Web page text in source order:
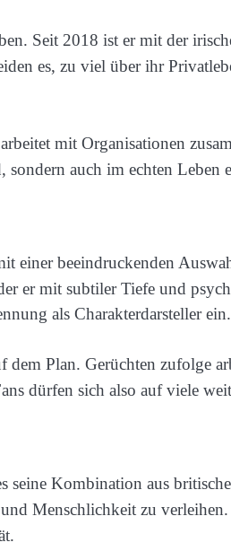
Seit 2018 ist er mit der
es, zu viel über ihr
mit Organisationen
auch im echten
einer beeindruckenden
er mit subtiler Tiefe und
als Charakterdarsteller ein.
dem Plan. Gerüchten zufolge
dürfen sich also auf viele
seine Kombination aus
Menschlichkeit zu